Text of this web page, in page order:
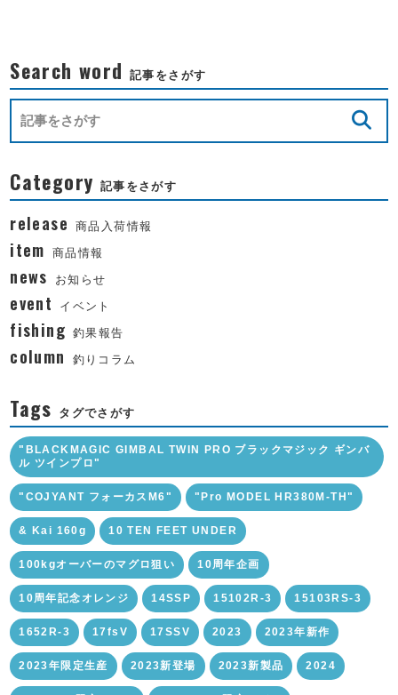
Search word 記事をさがす
Category 記事をさがす
release 商品入荷情報
item 商品情報
news お知らせ
event イベント
fishing 釣果報告
column 釣りコラム
Tags タグでさがす
"BLACKMAGIC GIMBAL TWIN PRO ブラックマジック ギンバ
ル ツインプロ"
"COJYANT フォーカスM6" "Pro MODEL HR380M-TH"
& Kai 160g 10 TEN FEET UNDER
100kgオーバーのマグロ狙い 10周年企画
10周年記念オレンジ 14SSP 15102R-3 15103RS-3
1652R-3 17fsV 17SSV 2023 2023年新作
2023年限定生産 2023新登場 2023新製品 2024